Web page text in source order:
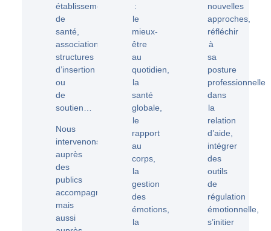
établissements
de
santé,
associations,
structures
d’insertion
ou
de
soutien…
Nous
intervenons
auprès
des
publics
accompagnés
mais
aussi
:
le
mieux-
être
au
quotidien
la
santé
globale
le
rapport
au
corps,
la
gestion
des
émotions,
la
nouvelles
approches,
réfléchir
à
sa
posture
professionnelle
dans
la
relation
d’aide,
intégrer
des
outils
de
régulation
émotionnelle,
s’initier